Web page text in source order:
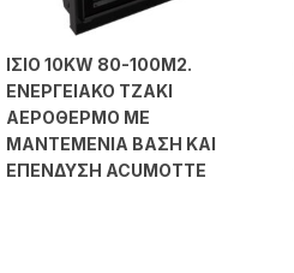
ΙΣΙΟ 10KW 80-100M2.
ΕΝΕΡΓΕΙΑΚΟ ΤΖΑΚΙ
ΑΕΡΟΘΕΡΜΟ ΜΕ
ΜΑΝΤΕΜΕΝΙΑ ΒΑΣΗ ΚΑΙ
ΕΠΕΝΔΥΣΗ ACUMOTTE